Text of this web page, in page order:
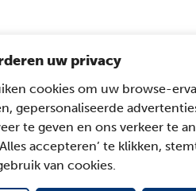
uw privacy
cookies om uw browse-
gepersonaliseerde
te geven en ons verkeer te
accepteren’ te klikken,
van cookies.